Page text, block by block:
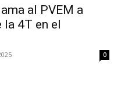
al PVEM a
la 4T en el
0